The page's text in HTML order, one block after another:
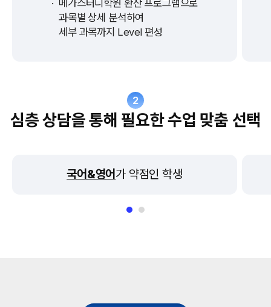
과목별 상세 분석하여
세부 과목까지 Level 편성
2
심층 상담을 통해 필요한 수업 맞춤 선택
국어&영어 가 약점인 학생